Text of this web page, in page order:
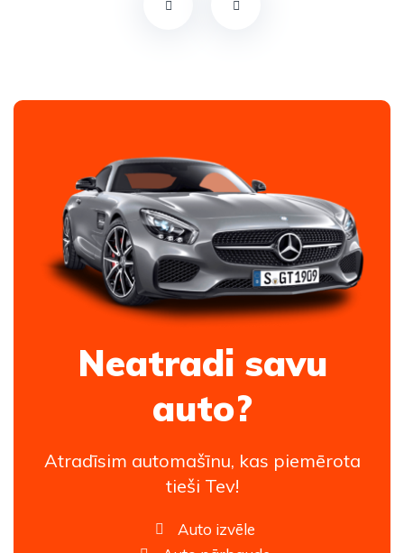
Neatradi savu
auto?
Atradīsim automašīnu, kas piemērota
tieši Tev!
Auto izvēle